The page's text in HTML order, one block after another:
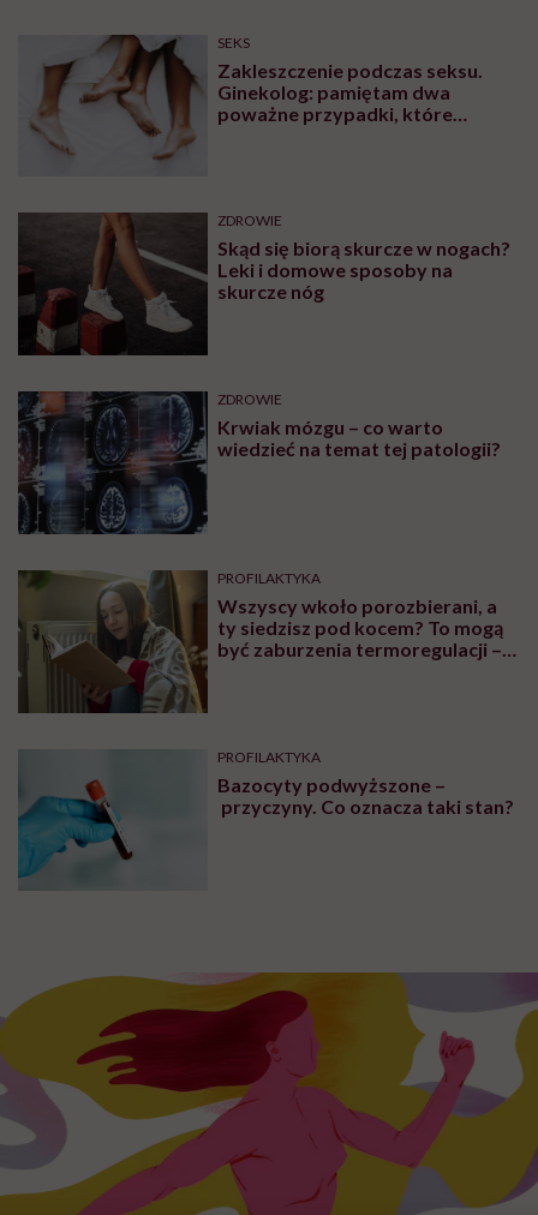
SEKS
Zakleszczenie podczas seksu.
Ginekolog: pamiętam dwa
poważne przypadki, które
ZDROWIE
Skąd się biorą skurcze w nogach?
Leki i domowe sposoby na
skurcze nóg
ZDROWIE
Krwiak mózgu – co warto
wiedzieć na temat tej patologii?
PROFILAKTYKA
Wszyscy wkoło porozbierani, a
ty siedzisz pod kocem? To mogą
być zaburzenia termoregulacji –
PROFILAKTYKA
Bazocyty podwyższone –
przyczyny. Co oznacza taki stan?